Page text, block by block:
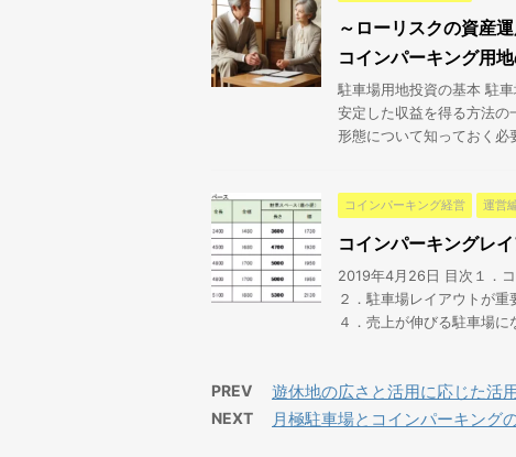
～ローリスクの資産
コインパーキング用
駐車場用地投資の基本 駐
安定した収益を得る方法の
形態について知っておく必
コインパーキング経営 運営
コインパーキングレ
2019年4月26日 目次１．
２．駐車場レイアウトが
４．売上が伸びる駐車場に
PREV 遊休地の広さと活用に応じた活
NEXT 月極駐車場とコインパーキング